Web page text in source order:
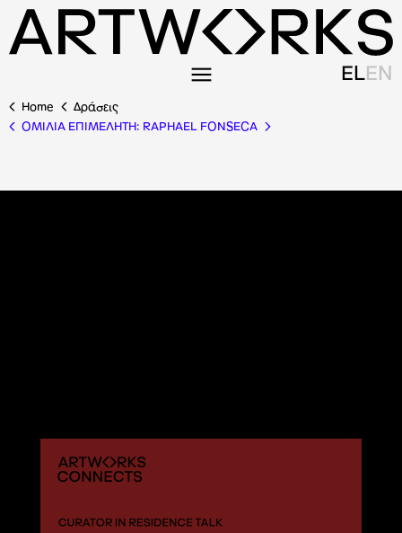
ELEN
Home
Δράσεις
ΟΜΙΛΙΑ ΕΠΙΜΕΛΗΤΗ: RAPHAEL FONSECA